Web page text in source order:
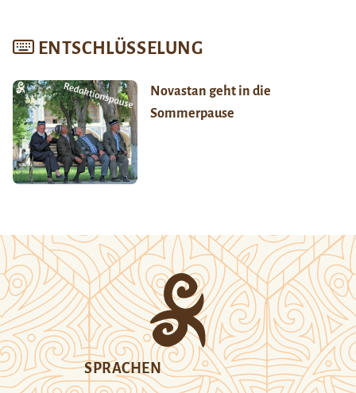
ENTSCHLÜSSELUNG
Novastan geht in die
Sommerpause
SPRACHEN